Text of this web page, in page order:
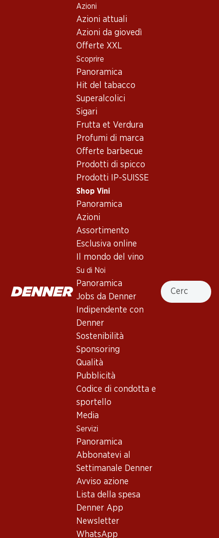
Azioni
Azioni attuali
Azioni da giovedì
Offerte XXL
Scoprire
Panoramica
Hit del tabacco
Superalcolici
Sigari
Frutta et Verdura
Profumi di marca
Offerte barbecue
Prodotti di spicco
Prodotti IP-SUISSE
Shop Vini
Panoramica
Azioni
Assortimento
Esclusiva online
Il mondo del vino
Su di Noi
Panoramica
Jobs da Denner
Indipendente con
Denner
Sostenibilità
Sponsoring
Qualità
Pubblicità
Codice di condotta e
sportello
Media
Servizi
Panoramica
Abbonatevi al
Settimanale Denner
Avviso azione
Lista della spesa
Denner App
Newsletter
WhatsApp
Cercare
Vino/champagne
Bordeaux
Château Lascomb Margaux AOC 2021
Esclusiva online!
Château Lascomb Margaux AOC
Bordeaux, 2021
Porpora scuro e carico. Al naso, aroma intenso di bacche
abbondante tannino morbido e retrogusto molto
persistente. Assemblago: 55% Cabernet Sauvignon, 40%
Merlot und 5% Petit Verdot. 13.5% Vol
Buono a sapersi
Cabernet Sauvignon
Petit Verdot